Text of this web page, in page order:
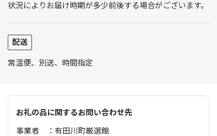
状況によりお届け時期が多少前後する場合がございます。
配送
常温便、別送、時間指定
お礼の品に関するお問い合わせ先
事業者 ：有田川町厳選館